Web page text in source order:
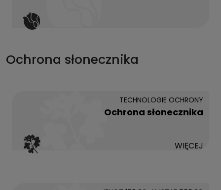
Ochrona słonecznika
TECHNOLOGIE OCHRONY
Ochrona słonecznika
WIĘCEJ